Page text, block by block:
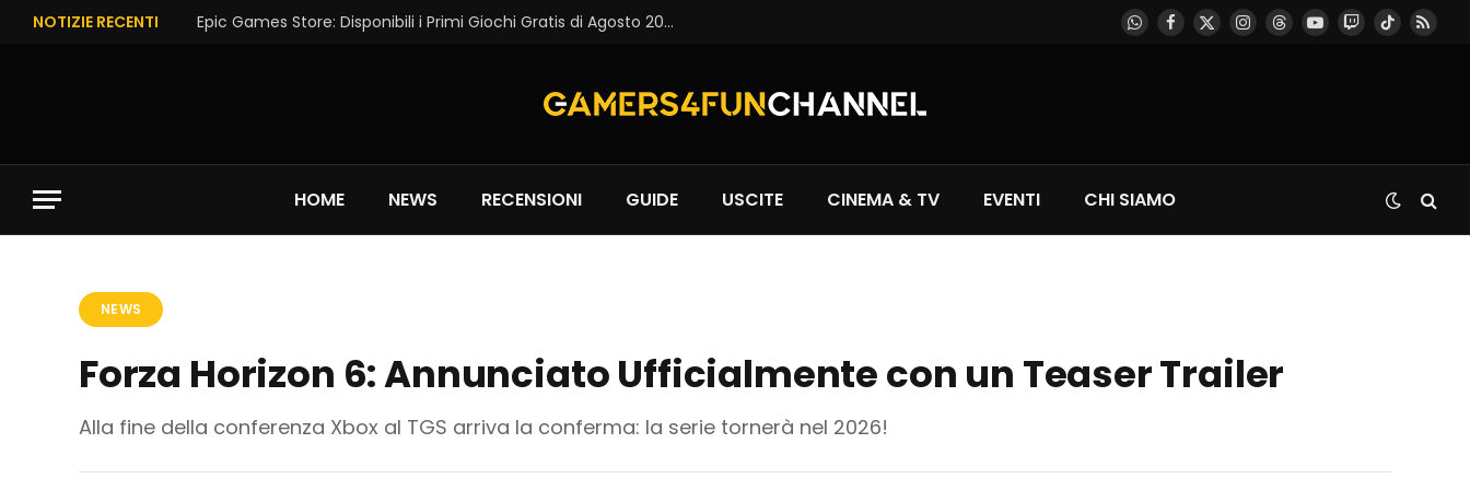
NOTIZIE RECENTI Epic Games Store: Disponibili i Primi Giochi Gratis di Agosto 2026 WhatsApp
Facebook
X
Instagram
ThreadsYouTube
TwitchTikTok
RSS
HOME NEWS RECENSIONI GUIDE USCITE CINEMA & TV EVENTI CHI SIAMO
NEWS
Forza Horizon 6: Annunciato Ufficialmente con un Teaser Trailer
Alla fine della conferenza Xbox al TGS arriva la conferma: la serie tornerà nel 2026!